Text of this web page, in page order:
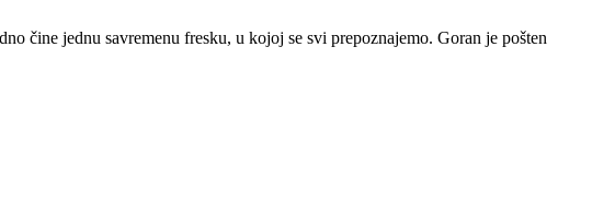
čine jednu savremenu fresku, u kojoj se svi prepoznajemo. Goran je pošten